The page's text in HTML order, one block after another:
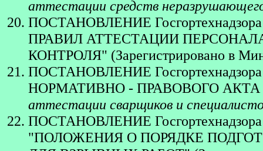
аттестации средств
ПОСТАНОВЛЕНИЕ
ПРАВИЛ АТТЕСТАЦИИ
КОНТРОЛЯ" (Зарегистрировано в
ПОСТАНОВЛЕНИЕ
НОРМАТИВНО - ПРАВОВОГО
аттестации сварщиков и
ПОСТАНОВЛЕНИЕ
"ПОЛОЖЕНИЯ О ПОРЯДКЕ